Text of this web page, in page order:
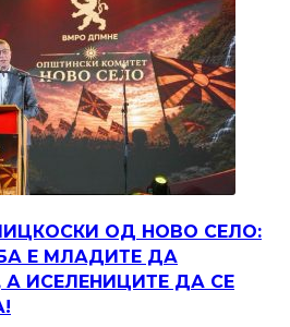
ОД НОВО СЕЛО:
Е МЛАДИТЕ ДА
А ИСЕЛЕНИЦИТЕ ДА СЕ